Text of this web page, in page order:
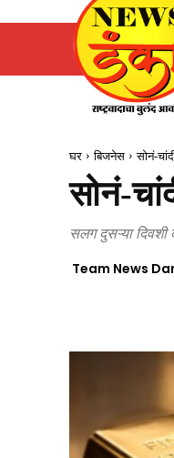
घर बिजनेस सोनं-
सोनं-
सलग दुसऱ्या
Team News